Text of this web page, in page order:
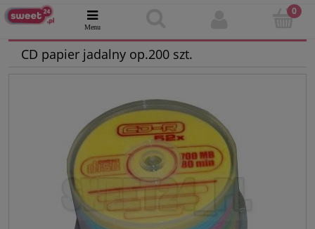
CD papier jadalny op.200 szt.